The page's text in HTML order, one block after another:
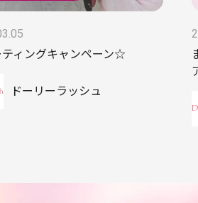
ィングキャンペーン☆
ドーリーラッシュ